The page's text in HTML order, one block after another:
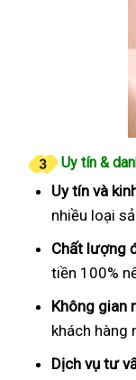
Uy tín &
Uy tín và
nhiều loại
Chất lượng
tiền 100%
Không gian
khách hàng
Dịch vụ tư